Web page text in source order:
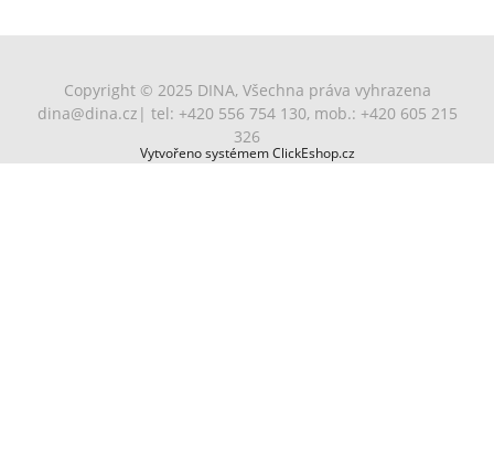
Copyright © 2025 DINA, Všechna práva vyhrazena
dina@dina.cz | tel: +420 556 754 130, mob.: +420 605 215
326
Vytvořeno systémem ClickEshop.cz